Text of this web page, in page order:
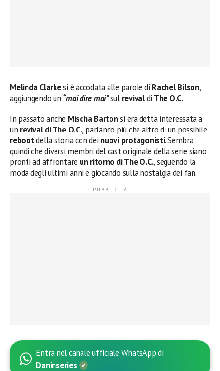
Melinda Clarkesi è accodata alle parole di Rachel Bilson,
aggiungendo un “mai dire mai”sul revivaldi The O.C.
In passato anche Mischa Bartonsi era detta interessata a
un revival di The O.C.,parlando più che altro di un possibile
rebootdella storia con dei nuovi protagonisti. Sembra
quindi che diversi membri del cast originale della serie siano
pronti ad affrontare un ritorno di The O.C., seguendo la
moda degli ultimi anni e giocando sulla nostalgia dei fan.
Entra nel canale ufficiale WhatsApp di
Daninseries